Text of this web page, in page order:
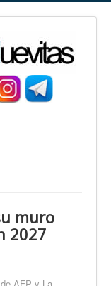
muro
2027